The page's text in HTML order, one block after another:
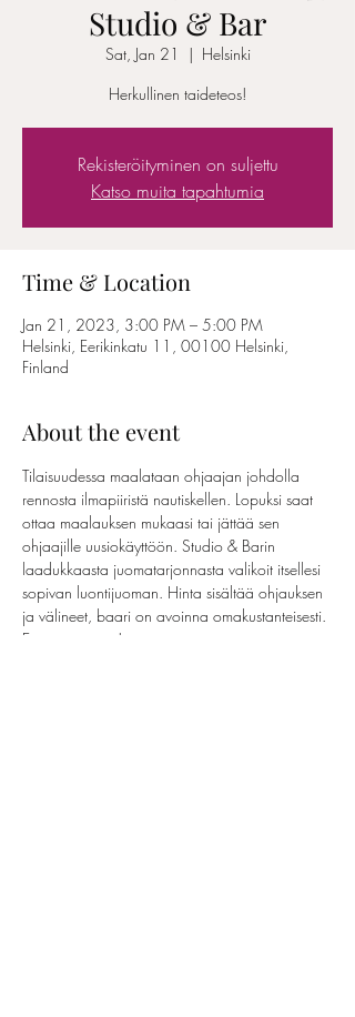
Studio & Bar
Sat, Jan 21
  |
Helsinki
Herkullinen taideteos!
Rekisteröityminen on suljettu
Katso muita tapahtumia
Time & Location
Jan 21, 2023, 3:00 PM – 5:00 PM
Helsinki, Eerikinkatu 11, 00100 Helsinki,
Finland
About the event
Tilaisuudessa maalataan ohjaajan johdolla
rennosta ilmapiiristä nautiskellen. Lopuksi saat
ottaa maalauksen mukaasi tai jättää sen
ohjaajille uusiokäyttöön. Studio & Barin
laadukkaasta juomatarjonnasta valikoit itsellesi
sopivan luontijuoman. Hinta sisältää ohjauksen
ja välineet, baari on avoinna omakustanteisesti.
Ei omia juomia!